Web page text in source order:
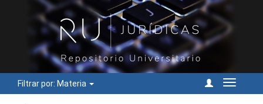
Filtrar por: Materia
Cambiar